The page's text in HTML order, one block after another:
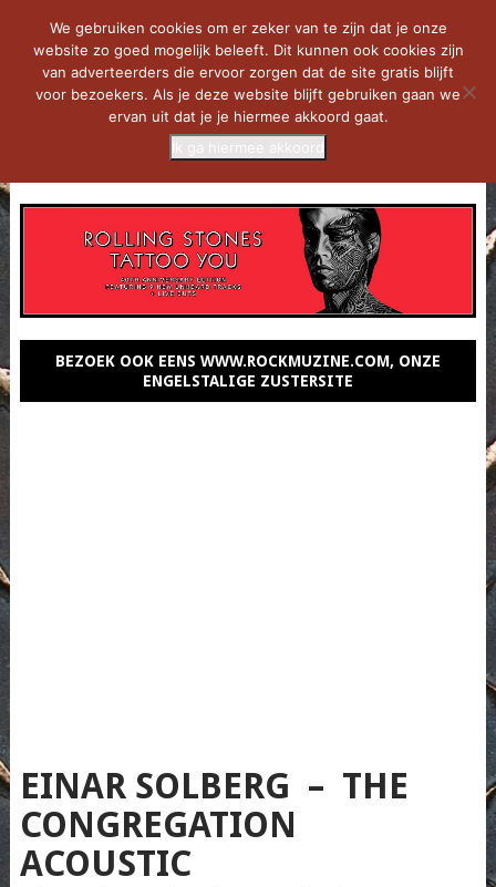
BEZOEK OOK EENS WWW.ROCKMUZINE.COM, ONZE
ENGELSTALIGE ZUSTERSITE
EINAR SOLBERG – THE
CONGREGATION
ACOUSTIC
We gebruiken cookies om er zeker van te zijn dat je onze
website zo goed mogelijk beleeft. Dit kunnen ook cookies zijn
van adverteerders die ervoor zorgen dat de site gratis blijft
voor bezoekers. Als je deze website blijft gebruiken gaan we
ervan uit dat je je hiermee akkoord gaat.
Ik ga hiermee akkoord